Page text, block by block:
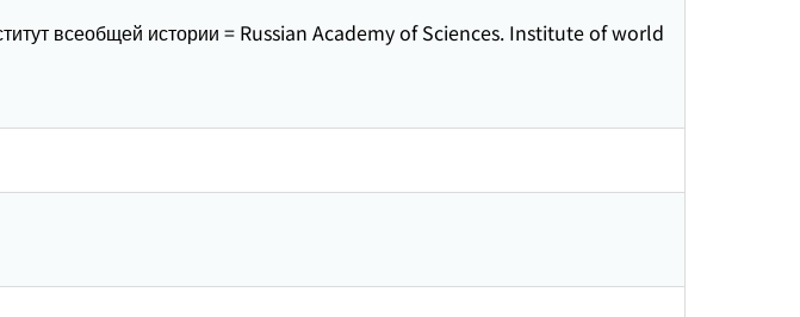
всеобщей истории = Russian Academy of Sciences. Institute of world